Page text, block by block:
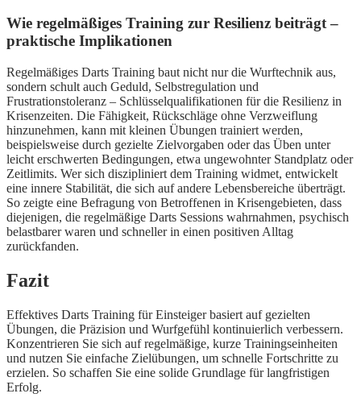
Wie regelmäßiges Training zur Resilienz beiträgt –
praktische Implikationen
Regelmäßiges Darts Training baut nicht nur die Wurftechnik aus,
sondern schult auch Geduld, Selbstregulation und
Frustrationstoleranz – Schlüsselqualifikationen für die Resilienz in
Krisenzeiten. Die Fähigkeit, Rückschläge ohne Verzweiflung
hinzunehmen, kann mit kleinen Übungen trainiert werden,
beispielsweise durch gezielte Zielvorgaben oder das Üben unter
leicht erschwerten Bedingungen, etwa ungewohnter Standplatz oder
Zeitlimits. Wer sich diszipliniert dem Training widmet, entwickelt
eine innere Stabilität, die sich auf andere Lebensbereiche überträgt.
So zeigte eine Befragung von Betroffenen in Krisengebieten, dass
diejenigen, die regelmäßige Darts Sessions wahrnahmen, psychisch
belastbarer waren und schneller in einen positiven Alltag
zurückfanden.
Fazit
Effektives Darts Training für Einsteiger basiert auf gezielten
Übungen, die Präzision und Wurfgefühl kontinuierlich verbessern.
Konzentrieren Sie sich auf regelmäßige, kurze Trainingseinheiten
und nutzen Sie einfache Zielübungen, um schnelle Fortschritte zu
erzielen. So schaffen Sie eine solide Grundlage für langfristigen
Erfolg.